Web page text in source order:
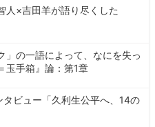
人×吉田羊が語り尽くした
」の一語によって、なにを失っ
手箱』論：第1章
タビュー「久利生公平へ、14の